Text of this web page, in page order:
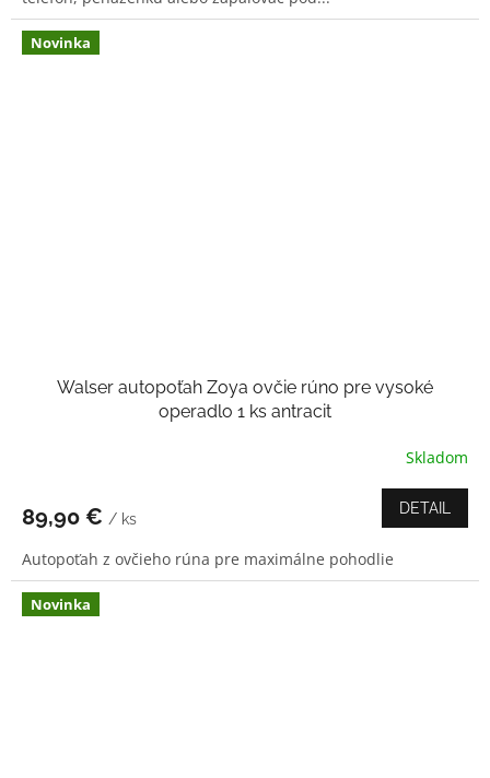
hviezdičiek.
Novinka
Walser autopoťah Zoya ovčie rúno pre vysoké
operadlo 1 ks antracit
je
z
5
hviezdičiek.
Skladom
89,90 € / ks
DETAIL
Autopoťah z ovčieho rúna pre maximálne pohodlie
Novinka